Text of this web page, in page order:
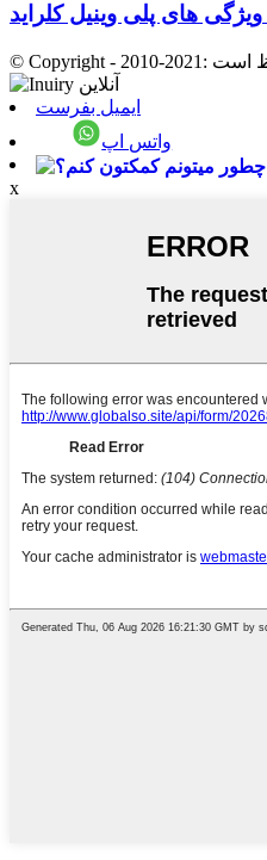
ایمیل بفرست
واتس اپ
x